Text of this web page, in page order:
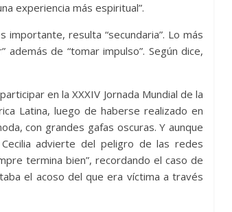
experiencia más espiritual”.
importante, resulta “secundaria”. Lo más
de “tomar impulso”. Según dice,
en la XXXIV Jornada Mundial de la
Latina, luego de haberse realizado en
con grandes gafas oscuras. Y aunque
advierte del peligro de las redes
termina bien”, recordando el caso de
el acoso del que era víctima a través